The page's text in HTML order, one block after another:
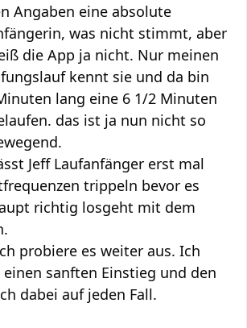
Angaben eine absolute
was nicht stimmt, aber
die App ja nicht. Nur meinen
kennt sie und da bin
lang eine 6 1/2 Minuten
das ist ja nun nicht so
Jeff Laufanfänger erst mal
trippeln bevor es
richtig losgeht mit dem
probiere es weiter aus. Ich
sanften Einstieg und den
dabei auf jeden Fall.